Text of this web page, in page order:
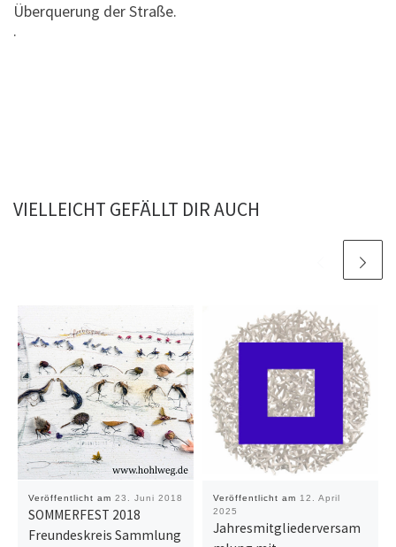
Überquerung der Straße.
·
VIELLEICHT GEFÄLLT DIR AUCH
Veröffentlicht am 23. Juni 2018
SOMMERFEST 2018
Freundeskreis Sammlung
Veröffentlicht am 12. April
2025
Jahresmitgliederversam